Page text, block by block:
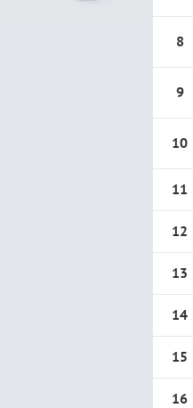
8
9
10
11
12
13
14
15
16